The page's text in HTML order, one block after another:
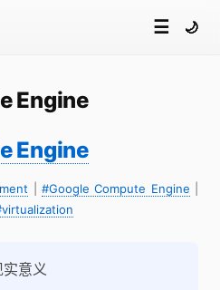
☰ 🌙
Engine
Engine
#Google Compute Engine
意义